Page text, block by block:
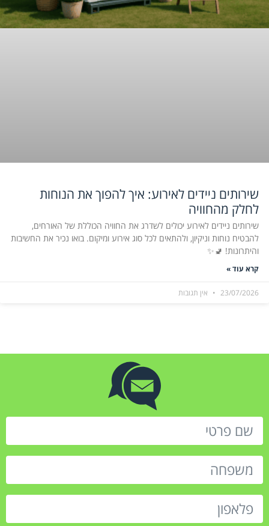
שירותים ניידים לאירוע: איך להפוך את הנוחות
לחלק מהחוויה
שירותים ניידים לאירוע יכולים לשדרג את החוויה הכוללת של האורחים,
להבטיח נוחות וניקיון, ולהתאים לכל סוג אירוע ומיקום. בואו נכיר את החשיבות
והיתרונות! 🚽✨
קרא עוד »
23/07/2026 אין תגובות